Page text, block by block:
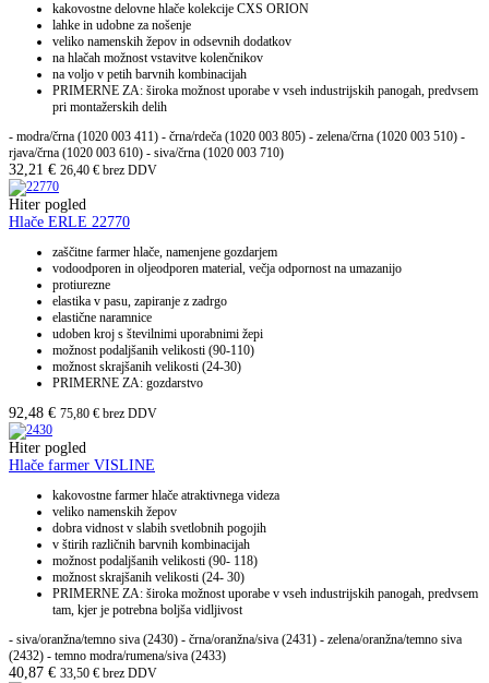
kakovostne delovne hlače kolekcije CXS ORION
lahke in udobne za nošenje
veliko namenskih žepov in odsevnih dodatkov
na hlačah možnost vstavitve kolenčnikov
na voljo v petih barvnih kombinacijah
PRIMERNE ZA: široka možnost uporabe v vseh industrijskih panogah, predvsem
pri montažerskih delih
- modra/črna (1020 003 411) - črna/rdeča (1020 003 805) - zelena/črna (1020 003 510) -
rjava/črna (1020 003 610) - siva/črna (1020 003 710)
32,21 € 26,40 € brez DDV
Hiter pogled
Hlače ERLE 22770
zaščitne farmer hlače, namenjene gozdarjem
vodoodporen in oljeodporen material, večja odpornost na umazanijo
protiurezne
elastika v pasu, zapiranje z zadrgo
elastične naramnice
udoben kroj s številnimi uporabnimi žepi
možnost podaljšanih velikosti (90-110)
možnost skrajšanih velikosti (24-30)
PRIMERNE ZA: gozdarstvo
92,48 € 75,80 € brez DDV
Hiter pogled
Hlače farmer VISLINE
kakovostne farmer hlače atraktivnega videza
veliko namenskih žepov
dobra vidnost v slabih svetlobnih pogojih
v štirih različnih barvnih kombinacijah
možnost podaljšanih velikosti (90- 118)
možnost skrajšanih velikosti (24- 30)
PRIMERNE ZA: široka možnost uporabe v vseh industrijskih panogah, predvsem
tam, kjer je potrebna boljša vidljivost
- siva/oranžna/temno siva (2430) - črna/oranžna/siva (2431) - zelena/oranžna/temno siva
(2432) - temno modra/rumena/siva (2433)
40,87 € 33,50 € brez DDV